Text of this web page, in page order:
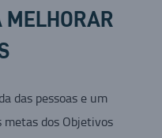
MELHORAR
das pessoas e um
metas dos Objetivos